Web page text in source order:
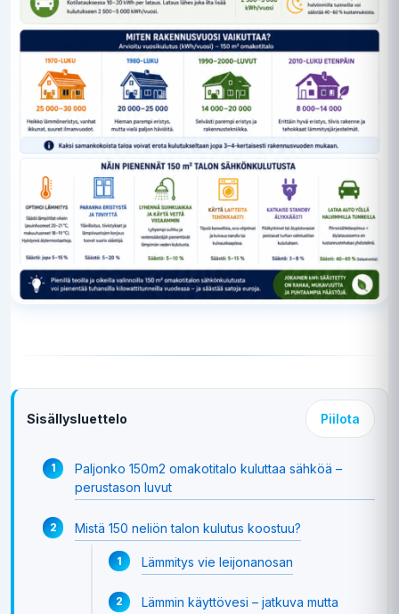
Sisällysluettelo Piilota
Paljonko 150m2 omakotitalo kuluttaa sähköä –
perustason luvut
Mistä 150 neliön talon kulutus koostuu?
Lämmitys vie leijonanosan
Lämmin käyttövesi – jatkuva mutta